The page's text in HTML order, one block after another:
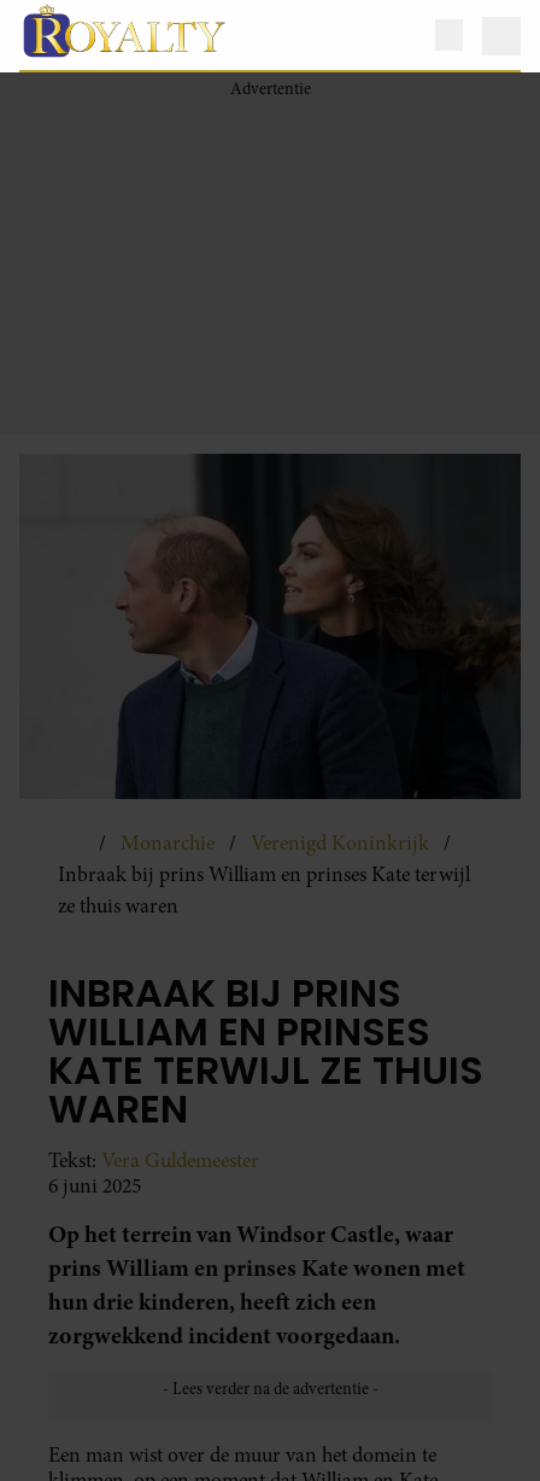
Monarchie
Verenigd Koninkrijk
Inbraak bij prins William en prinses Kate terwijl
ze thuis waren
INBRAAK BIJ PRINS
WILLIAM EN PRINSES
KATE TERWIJL ZE THUIS
WAREN
Tekst: Vera Guldemeester
6 juni 2025
Op het terrein van Windsor Castle, waar
prins William en prinses Kate wonen met
hun drie kinderen, heeft zich een
zorgwekkend incident voorgedaan.
Een man wist over de muur van het domein te